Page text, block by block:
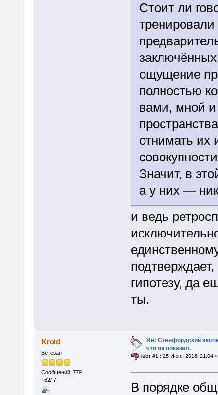
Стоит ли
заключённых
ощущение
полностью
вами, мной и
отнимать их
Значит, в
а у них —
и ведь
гипотезу, да
ты.
Kroid
Ветеран
Сообщений: 779
+62/-7
Re: Стенфордский
что он показал.
«Ответ #1 : 25 Июня 2018, 21:04 »
В порядке